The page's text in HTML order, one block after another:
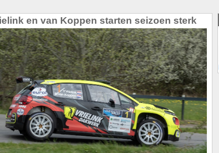
en van Koppen starten seizoen sterk